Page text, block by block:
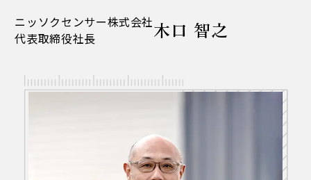
ニッソクセンサー株式会社
代表取締役社長
木口 智之